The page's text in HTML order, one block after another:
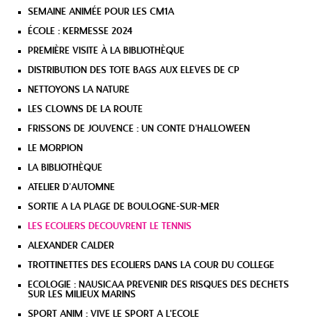
SEMAINE ANIMÉE POUR LES CM1A
ÉCOLE : KERMESSE 2024
PREMIÈRE VISITE À LA BIBLIOTHÈQUE
DISTRIBUTION DES TOTE BAGS AUX ELEVES DE CP
NETTOYONS LA NATURE
LES CLOWNS DE LA ROUTE
FRISSONS DE JOUVENCE : UN CONTE D’HALLOWEEN
LE MORPION
LA BIBLIOTHÈQUE
ATELIER D’AUTOMNE
SORTIE A LA PLAGE DE BOULOGNE-SUR-MER
LES ECOLIERS DECOUVRENT LE TENNIS
ALEXANDER CALDER
TROTTINETTES DES ECOLIERS DANS LA COUR DU COLLEGE
ECOLOGIE : NAUSICAA PREVENIR DES RISQUES DES DECHETS
SUR LES MILIEUX MARINS
SPORT ANIM : VIVE LE SPORT A L'ECOLE